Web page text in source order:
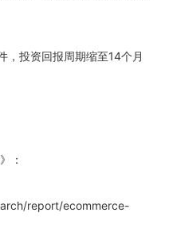
，投资回报周期缩至14个月
：
report/ecommerce-